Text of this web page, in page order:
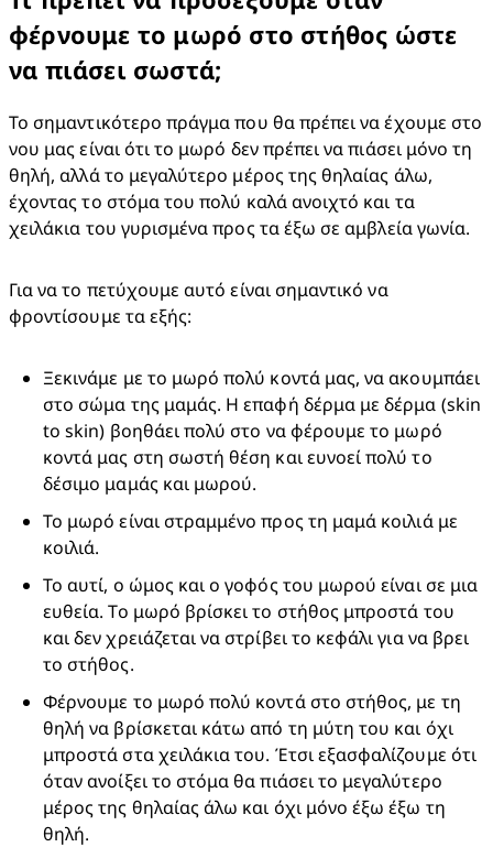
φέρνουμε το μωρό στο στήθος ώστε
να πιάσει σωστά;
Το σημαντικότερο πράγμα που θα πρέπει να έχουμε στο
νου μας είναι ότι το μωρό δεν πρέπει να πιάσει μόνο τη
θηλή, αλλά το μεγαλύτερο μέρος της θηλαίας άλω,
έχοντας το στόμα του πολύ καλά ανοιχτό και τα
χειλάκια του γυρισμένα προς τα έξω σε αμβλεία γωνία.
Για να το πετύχουμε αυτό είναι σημαντικό να
φροντίσουμε τα εξής:
Ξεκινάμε με το μωρό πολύ κοντά μας, να ακουμπάει
στο σώμα της μαμάς. Η επαφή δέρμα με δέρμα (skin
to skin) βοηθάει πολύ στο να φέρουμε το μωρό
κοντά μας στη σωστή θέση και ευνοεί πολύ το
δέσιμο μαμάς και μωρού.
Το μωρό είναι στραμμένο προς τη μαμά κοιλιά με
κοιλιά.
Το αυτί, ο ώμος και ο γοφός του μωρού είναι σε μια
ευθεία. Το μωρό βρίσκει το στήθος μπροστά του
και δεν χρειάζεται να στρίβει το κεφάλι για να βρει
το στήθος.
Φέρνουμε το μωρό πολύ κοντά στο στήθος, με τη
θηλή να βρίσκεται κάτω από τη μύτη του και όχι
μπροστά στα χειλάκια του. Έτσι εξασφαλίζουμε ότι
όταν ανοίξει το στόμα θα πιάσει το μεγαλύτερο
μέρος της θηλαίας άλω και όχι μόνο έξω έξω τη
θηλή.